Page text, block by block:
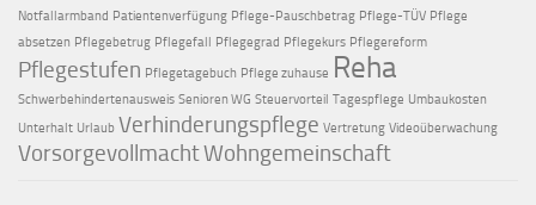
Notfallarmband Patientenverfügung Pflege-Pauschbetrag Pflege-TÜV Pflege
absetzen Pflegebetrug Pflegefall Pflegegrad Pflegekurs Pflegereform
Pflegestufen Pflegetagebuch Pflege zuhause Reha
Schwerbehindertenausweis Senioren WG Steuervorteil Tagespflege Umbaukosten
Unterhalt Urlaub Verhinderungspflege Vertretung Videoüberwachung
VorsorgevollmachtWohngemeinschaft